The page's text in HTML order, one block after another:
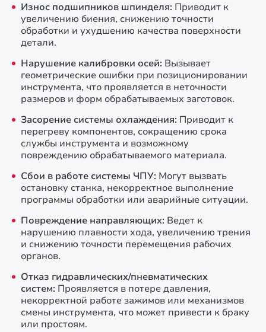
Износ подшипников шпинделя: Приводит к
увеличению биения, снижению точности
обработки и ухудшению качества поверхности
детали.
Нарушение калибровки осей: Вызывает
геометрические ошибки при позиционировании
инструмента, что проявляется в неточности
размеров и форм обрабатываемых заготовок.
Засорение системы охлаждения: Приводит к
перегреву компонентов, сокращению срока
службы инструмента и возможному
повреждению обрабатываемого материала.
Сбои в работе системы ЧПУ: Могут вызвать
остановку станка, некорректное выполнение
программы обработки или аварийные ситуации.
Повреждение направляющих: Ведет к
нарушению плавности хода, увеличению трения
и снижению точности перемещения рабочих
органов.
Отказ гидравлических/пневматических
систем: Проявляется в потере давления,
некорректной работе зажимов или механизмов
смены инструмента, что может привести к браку
или простоям.